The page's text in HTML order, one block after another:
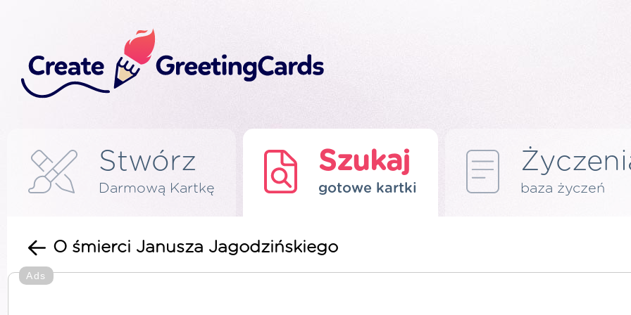
Stwórz
Darmową Kartkę
Szukaj
gotowe kartki baza życzeń
O śmierci Janusza Jagodzińskiego
Ads